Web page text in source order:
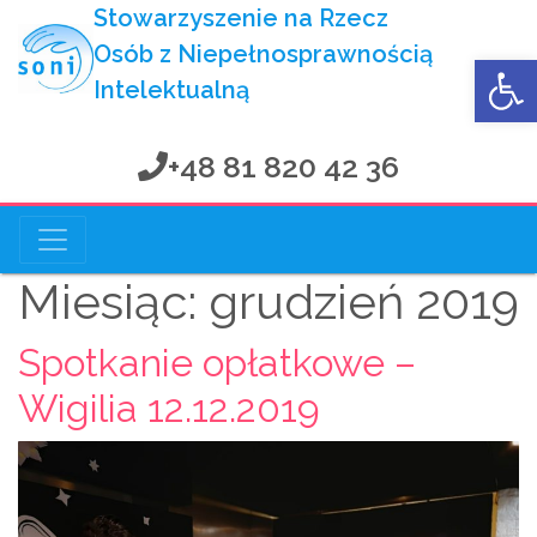
Stowarzyszenie na Rzecz
Osób z Niepełnosprawnością
Intelektualną
Stowarzyszenie na Rzecz
Osób z Niepełnosprawnością Intelektualną
+48 81 820 42 36
Miesiąc: grudzień 2019
Spotkanie opłatkowe –
Wigilia 12.12.2019